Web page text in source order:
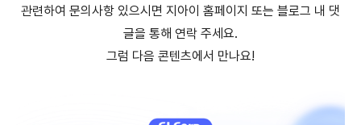
관련하여 문의사항 있으시면 지아이 홈페이지 또는 블로그 내 댓
글을 통해 연락 주세요.
그럼 다음 콘텐츠에서 만나요!